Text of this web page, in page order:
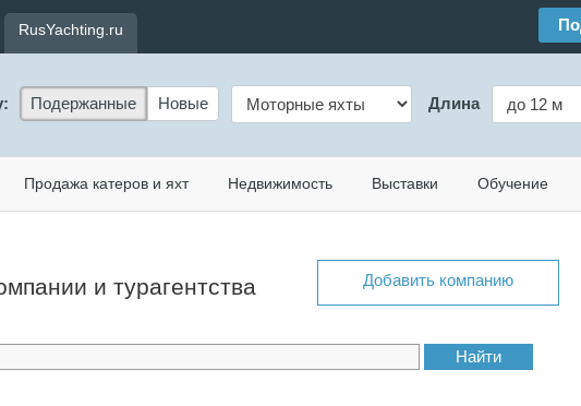
RusYachting.ru
Подержанные Новые Длина
Продажа катеров и яхт Недвижимость Выставки Обучение
и турагентства Добавить компанию